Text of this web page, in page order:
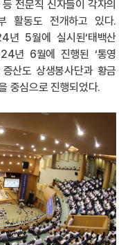
전문직 신자들이 각자의
활동도 전개하고 있다.
5월에 실시된‘태백산
년 6월에 진행된 ‘통영
산도 상생봉사단과 황금
중심으로 진행되었다.